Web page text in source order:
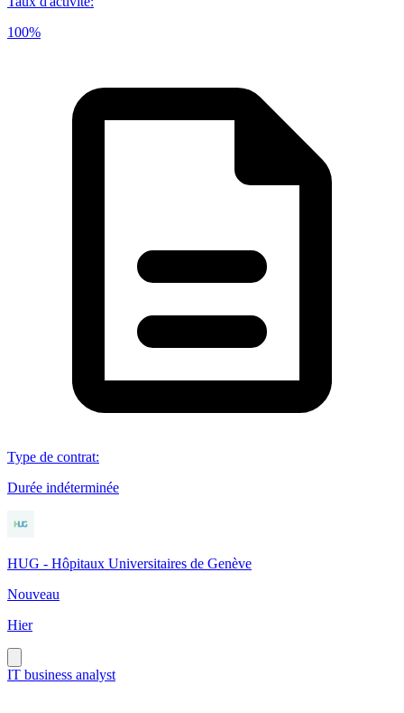
100%
Type de contrat:
Durée indéterminée
HUG - Hôpitaux Universitaires de Genève
Nouveau
Hier
IT business analyst